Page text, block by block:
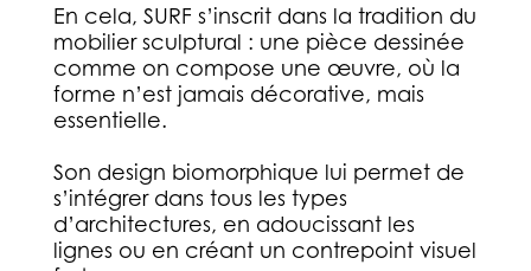
En cela, SURF s’inscrit dans la tradition du
mobilier sculptural : une pièce dessinée
comme on compose une œuvre, où la
forme n’est jamais décorative, mais
essentielle.
Son design biomorphique lui permet de
s’intégrer dans tous les types
d’architectures, en adoucissant les
lignes ou en créant un contrepoint visuel